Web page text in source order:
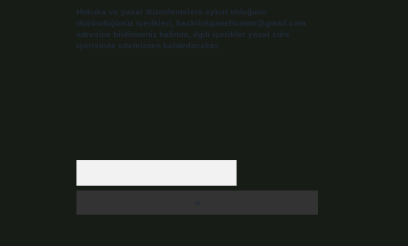
Hukuka ve yasal düzenlemelere aykırı olduğunu
düşündüğünüz içerikleri,
backlinkpanelicomtr@gmail.com
adresine bildirmeniz halinde, ilgili içerikler yasal süre
içerisinde sitemizden kaldırılacaktır.